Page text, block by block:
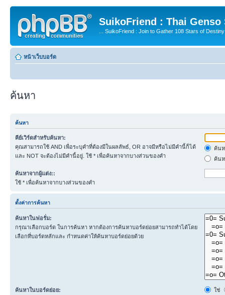
SuikoFriend : Thai Genso
... SuikoFriend : Join to Gather 108 Stars of
หน้าเว็บบอร์ด
ค้นหา
ค้นหา
คีย์เวิร์ดสำหรับค้นหา:
คุณสามารถใช้ AND เพื่อระบุคำที่ต้องมีในผลลัพธ์, OR อาจมีหรือไม่มีคำนี้ก็ได้
และ NOT จะต้องไม่มีคำนี้อยู่. ใช้ * เพื่อค้นหาจากบางส่วนของคำ
ค้น
ค้น
ค้นหาจากผู้แต่ง::
ใช้ * เพื่อค้นหาจากบางส่วนของคำ
ตั้งค่าการค้นหา
ค้นหาในฟอรั่ม:
กรุณาเลือกบอร์ด ในการค้นหา หากต้องการค้นหาบอร์ดย่อยสามารถทำได้โดย
เลือกที่บอร์ดหลักและ กำหนดค่าให้ค้นหาบอร์ดย่อยด้วย
ค้นหาในบอร์ดย่อย: ใช่